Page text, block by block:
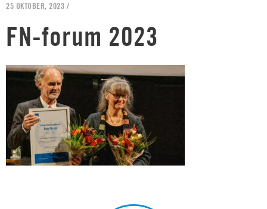
25 OKTOBER, 2023 /
FN-forum 2023